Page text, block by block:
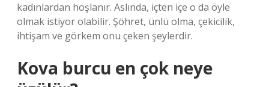
kadınlardan hoşlanır. Aslında, içten içe o da öyle
olmak istiyor olabilir. Şöhret, ünlü olma, çekicilik,
ihtişam ve görkem onu ​​çeken şeylerdir.
Kova burcu en çok neye